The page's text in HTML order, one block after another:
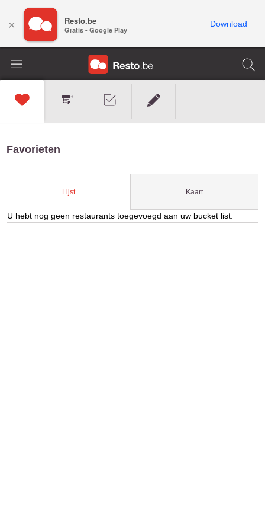
Favorieten
Lijst Kaart
U hebt nog geen restaurants toegevoegd aan uw bucket list.
× Resto.be
Gratis - Google Play
Download